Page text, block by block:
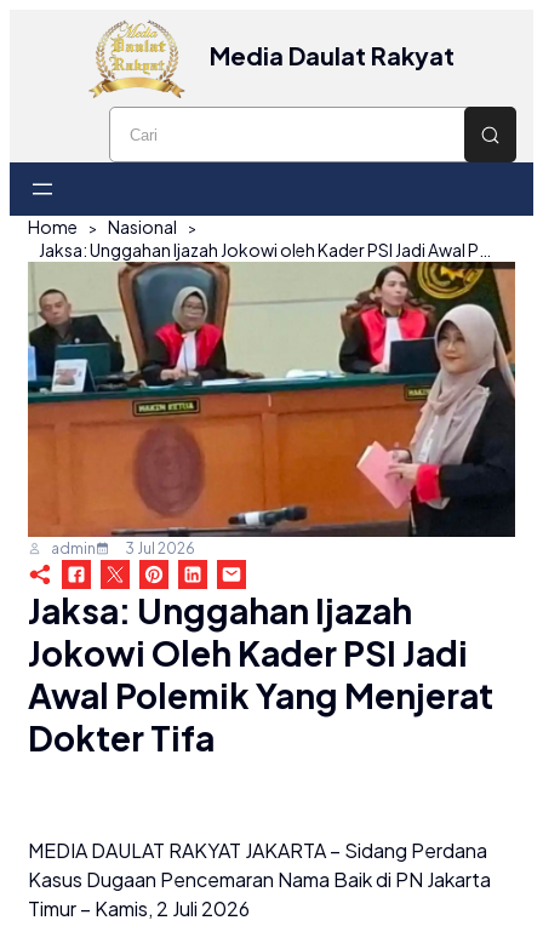
Media Daulat Rakyat
Home
Nasional
admin 3 Jul 2026
Jaksa: Unggahan Ijazah
Jokowi Oleh Kader PSI Jadi
Awal Polemik Yang Menjerat
Dokter Tifa
MEDIA DAULAT RAKYAT JAKARTA – Sidang Perdana
Kasus Dugaan Pencemaran Nama Baik di PN Jakarta
Timur – Kamis, 2 Juli 2026